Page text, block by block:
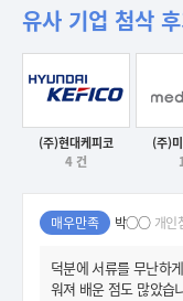
유사 기업 첨삭
후기보기
(주)현대케피코
4 건
(주)
매우만족 박○○ 개인
덕분에 서류를 무난하
워져 배운 점도 많았습